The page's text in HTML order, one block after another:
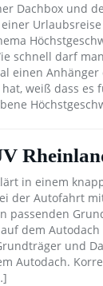
Dachbox und
schnell darf
einen
weiß dass es
in einem
der Autofahrt
passenden
dem
und
Autodach.